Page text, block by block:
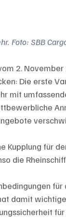
Foto: SBB
2.
Die erste
mit
Kupplung für
die
damit